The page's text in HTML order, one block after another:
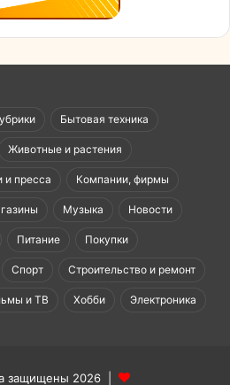
Бытовая техника
Животные и растения
и пресса Компании, фирмы
Музыка Новости
Питание Покупки
Спорт Строительство и ремонт
и ТВ Хобби Электроника
защищены 2026 |